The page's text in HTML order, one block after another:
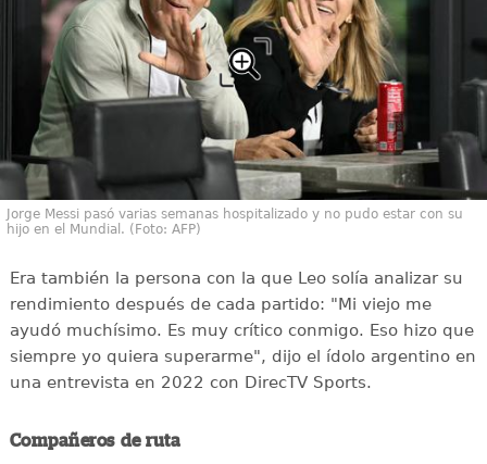
Jorge Messi pasó varias semanas hospitalizado y no pudo estar con su
hijo en el Mundial. (Foto: AFP)
Era también la persona con la que Leo solía analizar su
rendimiento después de cada partido: "Mi viejo me
ayudó muchísimo. Es muy crítico conmigo. Eso hizo que
siempre yo quiera superarme", dijo el ídolo argentino en
una entrevista en 2022 con DirecTV Sports.
Compañeros de ruta